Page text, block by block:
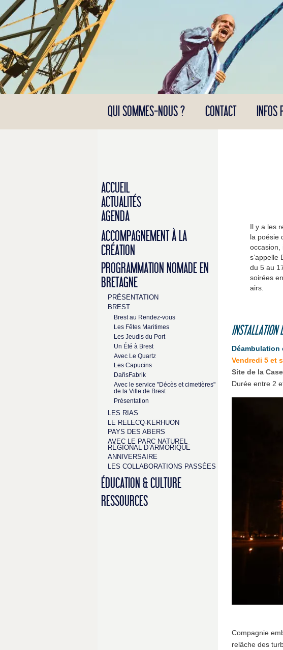
Panneau de gestion des cookies
QUI SOMMES-NOUS ? CONTACT INFOS
ACCUEIL
ACTUALITÉS
AGENDA
ACCOMPAGNEMENT À LA
CRÉATION
PROGRAMMATION NOMADE EN
BRETAGNE
PRÉSENTATION
BREST
Brest au Rendez-vous
Les Fêtes Maritimes
Les Jeudis du Port
Un Été à Brest
Avec Le Quartz
Les Capucins
DañsFabrik
Avec le service "Décès et cimetières"
de la Ville de Brest
Présentation
LES RIAS
LE RELECQ-KERHUON
PAYS DES ABERS
AVEC LE PARC NATUREL
RÉGIONAL D’ARMORIQUE
ANNIVERSAIRE
LES COLLABORATIONS PASSÉES
ÉDUCATION & CULTURE
RESSOURCES
Il y a les
la poésie
occasion,
s’appelle
du 5 au
soirées
airs.
INSTALLATION
Déambulation
Vendredi 5 et
Site de la
Durée entre 2
Compagnie
relâche des